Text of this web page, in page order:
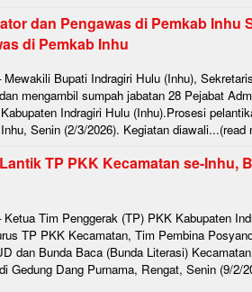
dan Pengawas di Pemkab Inhu
di Pemkab Inhu
Bupati Indragiri Hulu (Inhu),
mengambil sumpah jabatan 28 Pejabat
Indragiri Hulu (Inhu).Prosesi
Senin (2/3/2026). Kegiatan diawali...(read
TP PKK Kecamatan se-Inhu,
Tim Penggerak (TP) PKK Kabupaten
TP PKK Kecamatan, Tim Pembina
dan Bunda Baca (Bunda Literasi)
Gedung Dang Purnama, Rengat, Senin (9/2/